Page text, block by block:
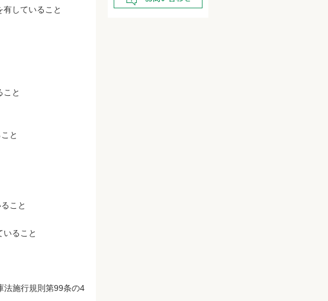
していること
こと
と
こと
ること
法施行規則第99条の4